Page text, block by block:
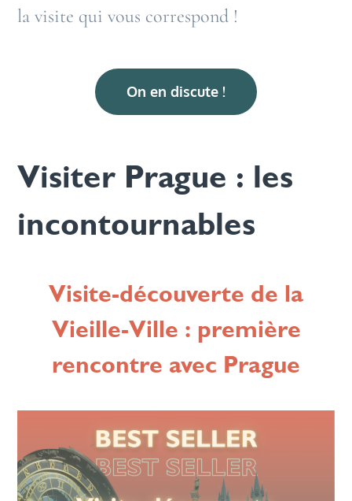
la visite qui vous correspond !
On en discute !
Visiter Prague : les
incontournables
Visite-découverte de la
Vieille-Ville : première
rencontre avec Prague